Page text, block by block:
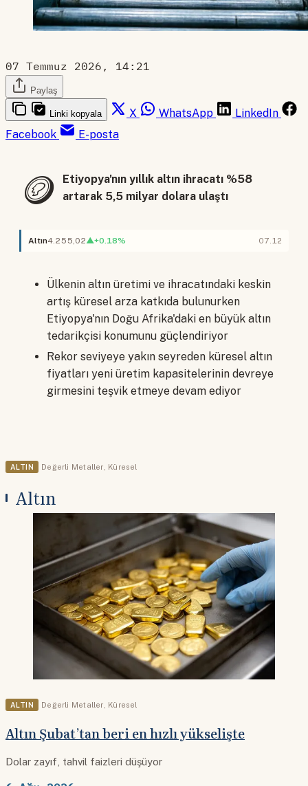
07 Temmuz 2026, 14:21
Paylaş
Linki kopyala X WhatsApp
LinkedIn
Facebook
E-posta
🪙
Etiyopya'nın yıllık altın ihracatı %58
artarak 5,5 milyar dolara ulaştı
Altın4.255,02▲+0.18% 07.12
Ülkenin altın üretimi ve ihracatındaki keskin
artış küresel arza katkıda bulunurken
Etiyopya'nın Doğu Afrika'daki en büyük altın
tedarikçisi konumunu güçlendiriyor
Rekor seviyeye yakın seyreden küresel altın
fiyatları yeni üretim kapasitelerinin devreye
girmesini teşvik etmeye devam ediyor
ALTIN Değerli Metaller Küresel
Altın
ALTIN Değerli Metaller Küresel
Altın Şubat’tan beri en hızlı yükselişte
Dolar zayıf, tahvil faizleri düşüyor